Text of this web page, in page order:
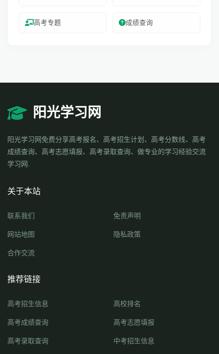
高考专题 成绩查询
阳光学习网
阳光学习网免费分享高考报名、高考招生计划、高考分数线、高考
成绩查询、高考志愿填报、高考录取查询、做专业的学习经验交流
学习网.
关于本站
联系我们 免责声明
网站地图 隐私政策
合作交流
推荐链接
高考招生信息 高校排名
高考成绩查询 高考志愿填报
高考录取查询 中考招生信息